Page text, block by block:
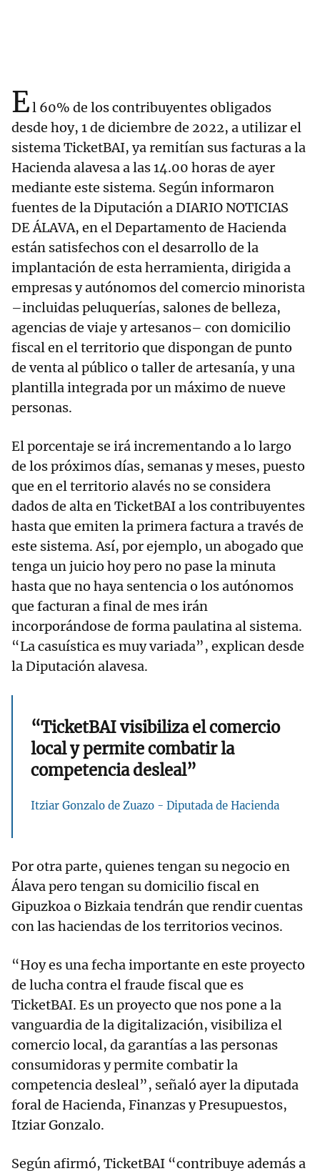
El 60% de los contribuyentes obligados
desde hoy, 1 de diciembre de 2022, a utilizar el
sistema TicketBAI, ya remitían sus facturas a la
Hacienda alavesa a las 14.00 horas de ayer
mediante este sistema. Según informaron
fuentes de la Diputación a DIARIO NOTICIAS
DE ÁLAVA, en el Departamento de Hacienda
están satisfechos con el desarrollo de la
implantación de esta herramienta, dirigida a
empresas y autónomos del comercio minorista
–incluidas peluquerías, salones de belleza,
agencias de viaje y artesanos– con domicilio
fiscal en el territorio que dispongan de punto
de venta al público o taller de artesanía, y una
plantilla integrada por un máximo de nueve
personas.
El porcentaje se irá incrementando a lo largo
de los próximos días, semanas y meses, puesto
que en el territorio alavés no se considera
dados de alta en TicketBAI a los contribuyentes
hasta que emiten la primera factura a través de
este sistema. Así, por ejemplo, un abogado que
tenga un juicio hoy pero no pase la minuta
hasta que no haya sentencia o los autónomos
que facturan a final de mes irán
incorporándose de forma paulatina al sistema.
“La casuística es muy variada”, explican desde
la Diputación alavesa.
“TicketBAI visibiliza el comercio
local y permite combatir la
competencia desleal”
Itziar Gonzalo de Zuazo - Diputada de Hacienda
Por otra parte, quienes tengan su negocio en
Álava pero tengan su domicilio fiscal en
Gipuzkoa o Bizkaia tendrán que rendir cuentas
con las haciendas de los territorios vecinos.
“Hoy es una fecha importante en este proyecto
de lucha contra el fraude fiscal que es
TicketBAI. Es un proyecto que nos pone a la
vanguardia de la digitalización, visibiliza el
comercio local, da garantías a las personas
consumidoras y permite combatir la
competencia desleal”, señaló ayer la diputada
foral de Hacienda, Finanzas y Presupuestos,
Itziar Gonzalo.
Según afirmó, TicketBAI “contribuye además a